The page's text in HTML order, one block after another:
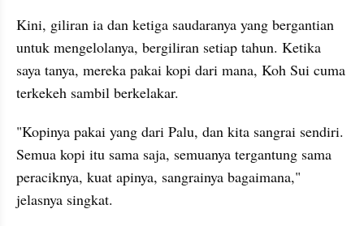
Kini, giliran ia dan ketiga saudaranya yang bergantian
untuk mengelolanya, bergiliran setiap tahun. Ketika
saya tanya, mereka pakai kopi dari mana, Koh Sui cuma
terkekeh sambil berkelakar.
"Kopinya pakai yang dari Palu, dan kita sangrai sendiri.
peraciknya, kuat apinya, sangrainya bagaimana,"
jelasnya singkat.